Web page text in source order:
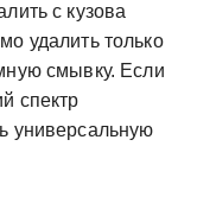
с кузова
удалить только
смывку. Если
спектр
универсальную